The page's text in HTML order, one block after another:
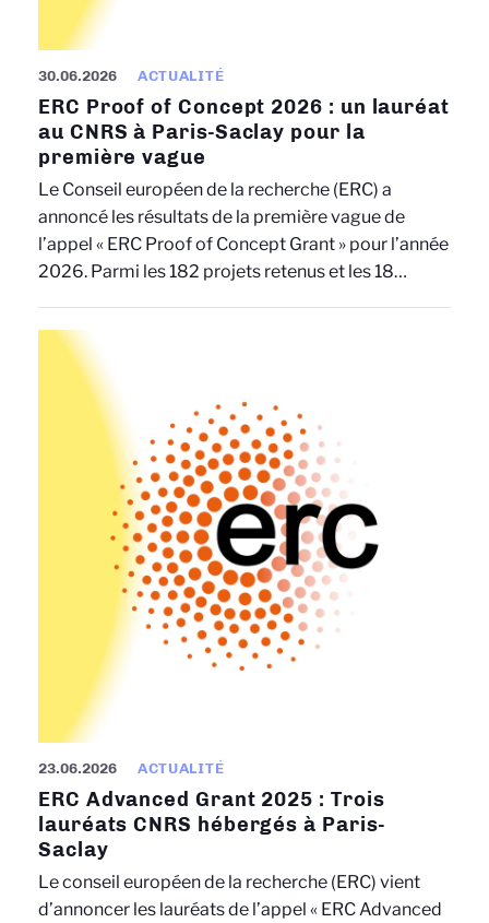
30.06.2026 ACTUALITÉ
ERC Proof of Concept 2026 : un lauréat
au CNRS à Paris-Saclay pour la
première vague
Le Conseil européen de la recherche (ERC) a
annoncé les résultats de la première vague de
l’appel « ERC Proof of Concept Grant » pour l’année
2026. Parmi les 182 projets retenus et les 18…
23.06.2026 ACTUALITÉ
ERC Advanced Grant 2025 : Trois
lauréats CNRS hébergés à Paris-
Saclay
Le conseil européen de la recherche (ERC) vient
d’annoncer les lauréats de l’appel « ERC Advanced